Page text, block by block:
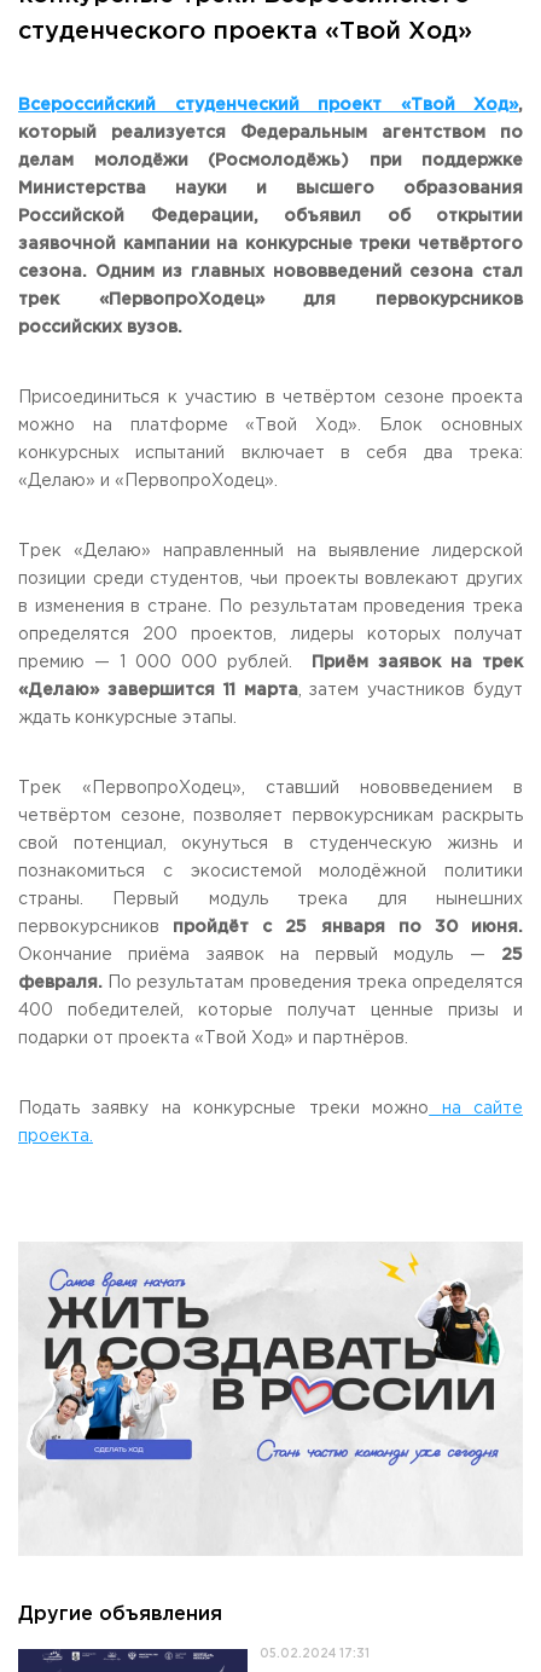
Общежитие / Кампус РГУТИС
Работа с лицами с ОВЗ и инвалидами
Научная деятельность
Дополнительное образование
Федеральный ресурсный центр
Федеральное учебно-методическое объединение в
системе СПО
Профком
Сведения об образовательнойорганизации
АДРЕС
141221, Московская обл.,Городской округ Пушкинский,
пгт. Черкизово,
ул. Главная, 99
ТЕЛЕФОНЫ
+7 (495) 940 83 00
+7 (495) 940 83 58 - Приемная комиссия
ГРАФИК И РЕЖИМ РАБОТЫ
пн-чт: с 09:00 до 18:00;
пн-пт: с 10:00 до 17:00;
сб: с 10:00 до 15:30;
вс: выходной.
студенческого проекта «Твой Ход»
Всероссийский студенческий проект «Твой Ход»,
который реализуется Федеральным агентством по
делам молодёжи (Росмолодёжь) при поддержке
Министерства науки и высшего образования
Российской Федерации, объявил об открытии
заявочной кампании на конкурсные треки четвёртого
сезона. Одним из главных нововведений сезона стал
трек «ПервопроХодец»
для первокурсников
российских вузов.
Присоединиться к участию в четвёртом сезоне проекта
можно на платформе «Твой Ход». Блок основных
конкурсных испытаний включает в себя два трека:
«Делаю» и «ПервопроХодец».
Трек «Делаю» направленный на выявление лидерской
позиции среди студентов, чьи проекты вовлекают других
в изменения в стране. По результатам проведения трека
определятся 200 проектов, лидеры которых получат
премию — 1 000 000 рублей.
Приём заявок на трек
«Делаю» завершится 11 марта, затем участников будут
ждать конкурсные этапы.
Трек «ПервопроХодец», ставший нововведением в
четвёртом сезоне, позволяет первокурсникам раскрыть
свой потенциал, окунуться в студенческую жизнь и
познакомиться с экосистемой молодёжной политики
страны. Первый модуль трека для нынешних
первокурсников пройдёт с 25 января по 30 июня.
Окончание приёма заявок на первый модуль — 25
февраля. По результатам проведения трека определятся
400 победителей, которые получат ценные призы и
подарки от проекта «Твой Ход» и партнёров.
Подать заявку на конкурсные треки можно на сайте
проекта.
Другие объявления
05.02.2024 17:31